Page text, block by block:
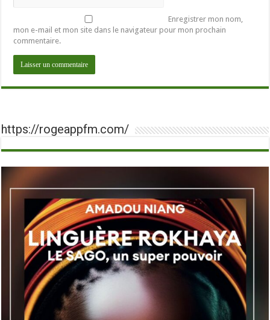
Enregistrer mon nom,
mon e-mail et mon site dans le navigateur pour mon prochain
commentaire.
https://rogeappfm.com/